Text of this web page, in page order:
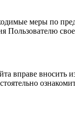
меры по
вправе